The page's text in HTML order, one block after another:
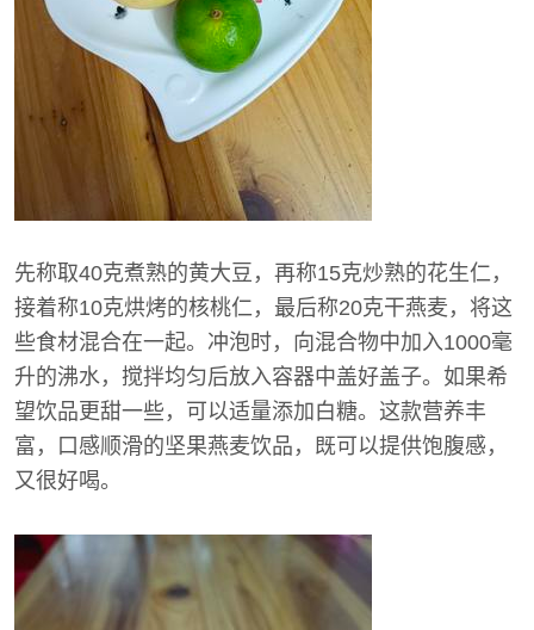
先称取40克煮熟的黄大豆，再称15克炒熟的花生仁，
接着称10克烘烤的核桃仁，最后称20克干燕麦，将这
些食材混合在一起。冲泡时，向混合物中加入1000毫
升的沸水，搅拌均匀后放入容器中盖好盖子。如果希
望饮品更甜一些，可以适量添加白糖。这款营养丰
富，口感顺滑的坚果燕麦饮品，既可以提供饱腹感，
又很好喝。